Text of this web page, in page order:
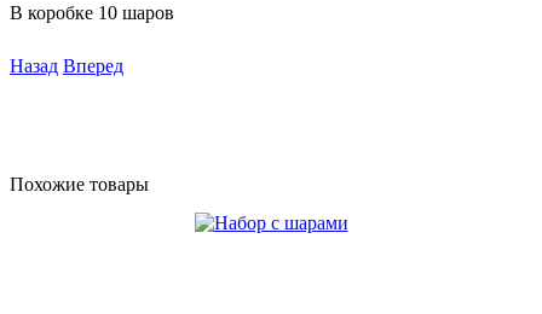
В коробке 10 шаров
Назад Вперед
Похожие товары